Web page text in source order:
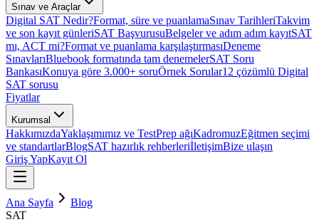
Sınav ve Araçlar
Digital SAT Nedir?Format, süre ve puanlamaSınav TarihleriTakvim
ve son kayıt günleriSAT BaşvurusuBelgeler ve adım adım kayıtSAT
mı, ACT mi?Format ve puanlama karşılaştırmasıDeneme
SınavlarıBluebook formatında tam denemelerSAT Soru
BankasıKonuya göre 3.000+ soruÖrnek Sorular12 çözümlü Digital
SAT sorusu
Fiyatlar
Kurumsal
HakkımızdaYaklaşımımız ve TestPrep ağıKadromuzEğitmen seçimi
ve standartlarBlogSAT hazırlık rehberleriİletişimBize ulaşın
Giriş YapKayıt Ol
Ana Sayfa
Blog
SAT